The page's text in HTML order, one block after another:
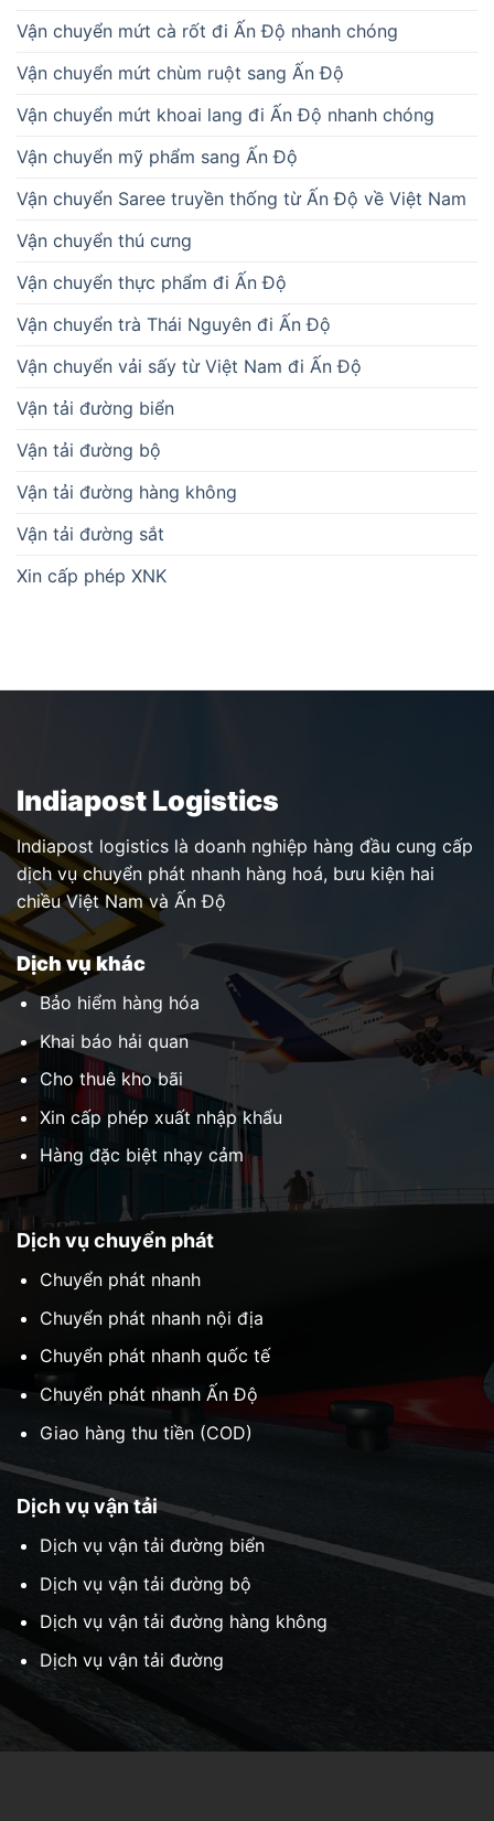
Vận chuyển mứt cà rốt đi Ấn Độ nhanh chóng
Vận chuyển mứt chùm ruột sang Ấn Độ
Vận chuyển mứt khoai lang đi Ấn Độ nhanh chóng
Vận chuyển mỹ phẩm sang Ấn Độ
Vận chuyển Saree truyền thống từ Ấn Độ về Việt Nam
Vận chuyển thú cưng
Vận chuyển thực phẩm đi Ấn Độ
Vận chuyển trà Thái Nguyên đi Ấn Độ
Vận chuyển vải sấy từ Việt Nam đi Ấn Độ
Vận tải đường biển
Vận tải đường bộ
Vận tải đường hàng không
Vận tải đường sắt
Xin cấp phép XNK
Indiapost Logistics
Indiapost logistics là doanh nghiệp hàng đầu cung cấp
dịch vụ chuyển phát nhanh hàng hoá, bưu kiện hai
chiều Việt Nam và Ấn Độ
Dịch vụ chuyển phát
Chuyển phát nhanh
Chuyển phát nhanh nội địa
Chuyển phát nhanh quốc tế
Chuyển phát nhanh Ấn Độ
Giao hàng thu tiền (COD)
Dịch vụ vận tải
Dịch vụ vận tải đường biển
Dịch vụ vận tải đường bộ
Dịch vụ vận tải đường hàng không
Dịch vụ vận tải đường
Dịch vụ khác
Bảo hiểm hàng hóa
Khai báo hải quan
Cho thuê kho bãi
Xin cấp phép xuất nhập khẩu
Hàng đặc biệt nhạy cảm